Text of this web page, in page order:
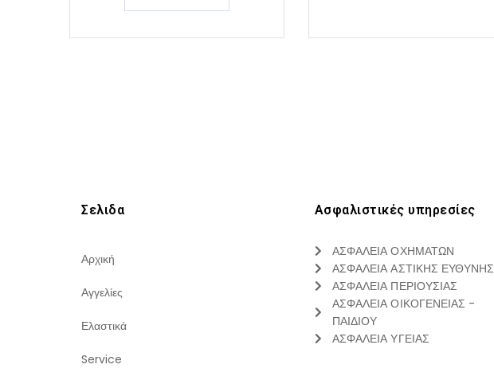
Σελιδα
Αρχική
Αγγελίες
Ελαστικά
Service
Ασφαλιστικές υπηρεσίες
ΑΣΦΑΛΕΙΑ ΟΧΗΜΑΤΩΝ
ΑΣΦΑΛΕΙΑ ΑΣΤΙΚΗΣ ΕΥΘΥΝΗΣ
ΑΣΦΑΛΕΙΑ ΠΕΡΙΟΥΣΙΑΣ
ΑΣΦΑΛΕΙΑ ΟΙΚΟΓΕΝΕΙΑΣ -
ΠΑΙΔΙΟΥ
ΑΣΦΑΛΕΙΑ ΥΓΕΙΑΣ